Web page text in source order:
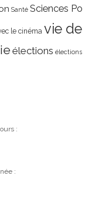
Santé Sciences Po
le cinéma vie de
élections élections
:
: